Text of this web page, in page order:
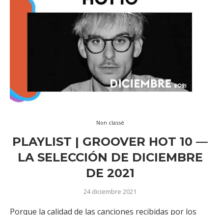
Non classé
PLAYLIST | GROOVER HOT 10 —
LA SELECCIÓN DE DICIEMBRE
DE 2021
24 diciembre 2021
Porque la calidad de las canciones recibidas por los